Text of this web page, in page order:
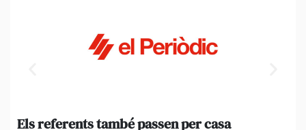
Els referents també passen per casa